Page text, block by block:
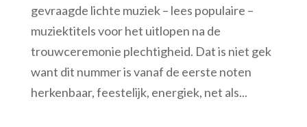
gevraagde lichte muziek – lees populaire –
muziektitels voor het uitlopen na de
trouwceremonie plechtigheid. Dat is niet gek
want dit nummer is vanaf de eerste noten
herkenbaar, feestelijk, energiek, net als...